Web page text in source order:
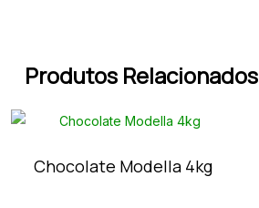
Produtos Relacionados
Chocolate Modella 4kg